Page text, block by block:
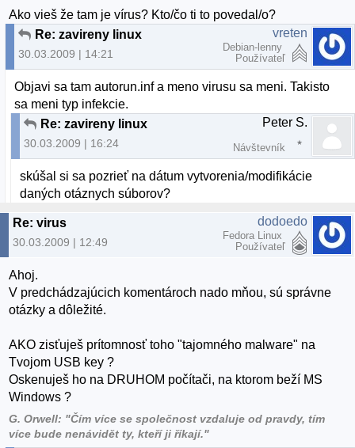
Ako vieš že tam je vírus? Kto/čo ti to povedal/o?
Re: zavireny linux
30.03.2009 | 14:21
vreten
Debian-lenny
Používateľ
Objavi sa tam autorun.inf a meno virusu sa meni. Takisto
sa meni typ infekcie.
Re: zavireny linux
30.03.2009 | 16:24
Peter S.
Návštevník
skúšal si sa pozrieť na dátum vytvorenia/modifikácie
daných otáznych súborov?
Re: virus
30.03.2009 | 12:49
dodoedo
Fedora Linux
Používateľ
Ahoj.
V predchádzajúcich komentároch nado mňou, sú správne
otázky a dôležité.
AKO zisťuješ prítomnosť toho "tajomného malware" na
Tvojom USB key ?
Oskenuješ ho na DRUHOM počítači, na ktorom beží MS
Windows ?
G. Orwell: "Čím více se společnost vzdaluje od pravdy, tím
více bude nenávidět ty, kteří ji říkají."